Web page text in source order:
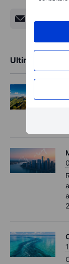
Ultime analisi